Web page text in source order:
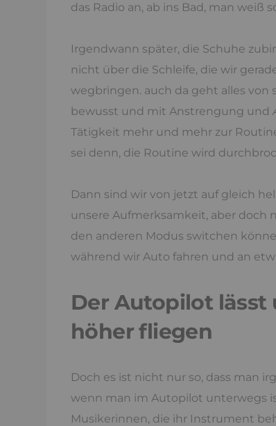
das Radio an, ab ins Bad, man weiß
Irgendwann später, die Schuhe
nicht über die Schleife, die wir
wegbringen. auch da geht alles von
bewusst und mit Anstrengung und
Tätigkeit mehr und mehr zur
sei denn, die Routine wird
Dann sind wir von jetzt auf gleich
unsere Aufmerksamkeit, aber doch
den anderen Modus switchen
während wir Auto fahren und an
Der Autopilot
höher fliegen
Doch es ist nicht nur so, dass man
wenn man im Autopilot unterwegs
Musikerinnen, die ihr Instrument